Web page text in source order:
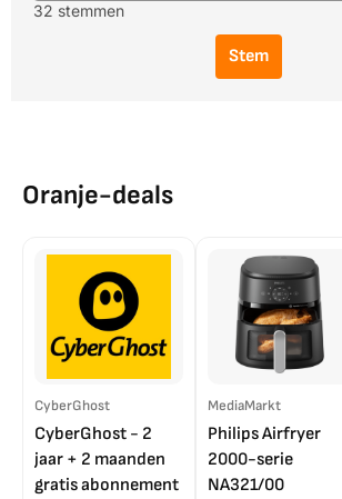
32 stemmen
Stem
Oranje-deals
CyberGhost
CyberGhost - 2
jaar + 2 maanden
gratis abonnement
MediaMarkt
Philips Airfryer
2000-serie
NA321/00